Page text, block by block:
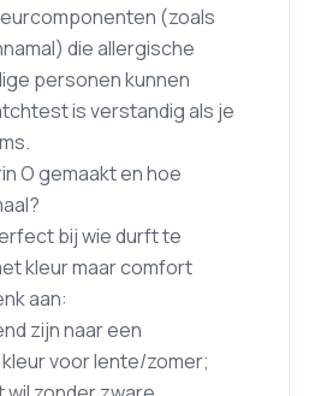
(zoals
die allergische
personen kunnen
is verstandig als je
O gemaakt en hoe
bij wie durft te
kleur maar comfort
aan:
zijn naar een
voor lente/zomer;